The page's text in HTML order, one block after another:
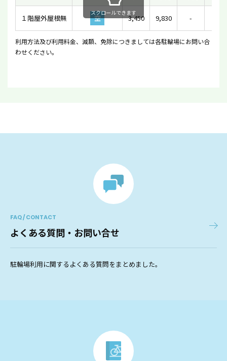
１階屋外屋根無 空 3,450 9,830 -
スクロールできます
利用方法及び利用料金、減額、免除につきましては各駐輪場にお問い合
わせください。
FAQ / CONTACT
よくある質問・お問い合せ
駐輪場利用に関するよくある質問をまとめました。